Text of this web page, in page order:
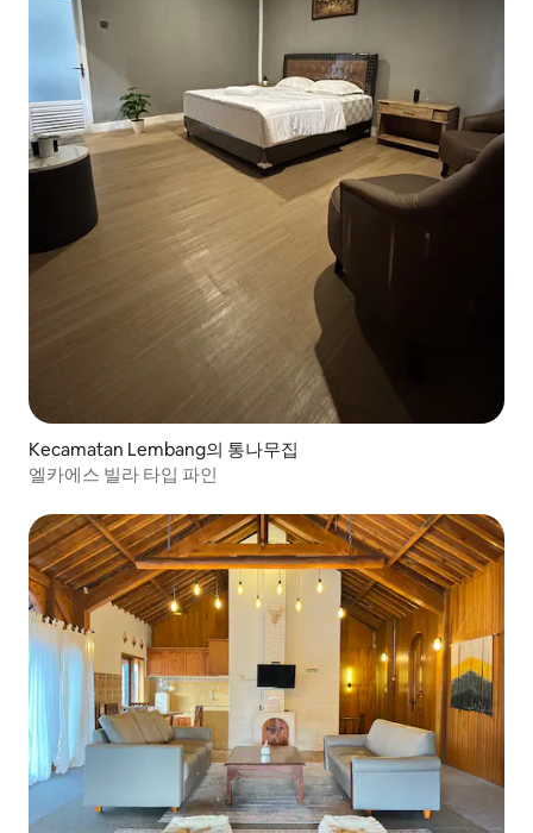
Kecamatan Lembang의 통나무집
엘카에스 빌라 타입 파인